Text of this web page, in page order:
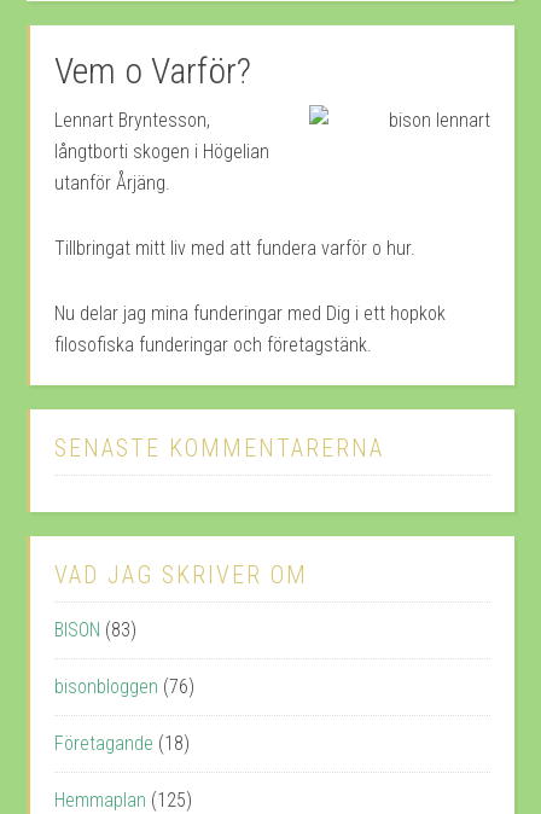
Vem o Varför?
Lennart Bryntesson,
långtborti skogen i Högelian
utanför Årjäng.
Tillbringat mitt liv med att fundera varför o hur.
Nu delar jag mina funderingar med Dig i ett hopkok
filosofiska funderingar och företagstänk.
SENASTE KOMMENTARERNA
VAD JAG SKRIVER OM
BISON (83)
bisonbloggen (76)
Företagande (18)
Hemmaplan (125)